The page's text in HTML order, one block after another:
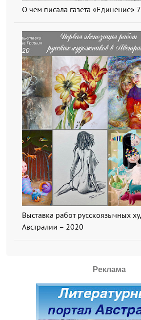
О чем писала газета «Единение»
Выставка работ русскоязычных
Австралии – 2020
Реклама